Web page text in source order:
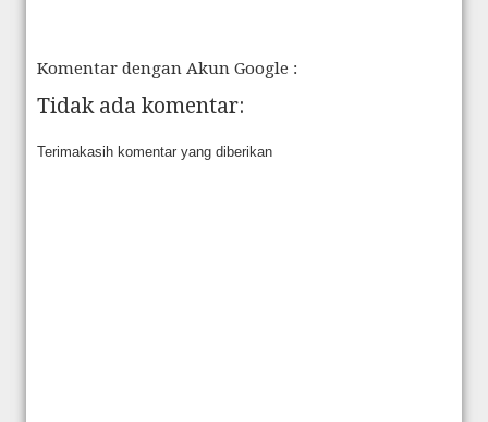
Komentar dengan Akun Google :
Tidak ada komentar:
Terimakasih komentar yang diberikan